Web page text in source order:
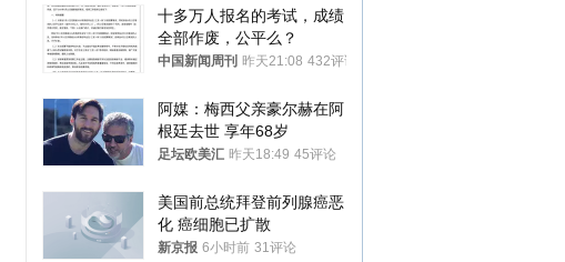
十多万人报名的考试，成绩
全部作废，公平么？
中国新闻周刊 昨天21:08 432评论
阿媒：梅西父亲豪尔赫在阿
根廷去世 享年68岁
足坛欧美汇 昨天18:49 45评论
美国前总统拜登前列腺癌恶
化 癌细胞已扩散
新京报 6小时前 31评论